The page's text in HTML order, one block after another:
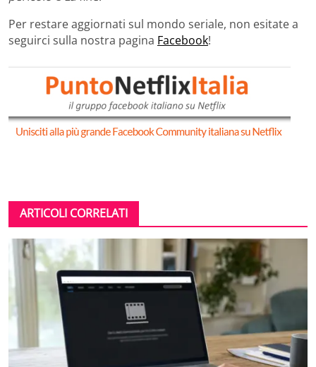
Per restare aggiornati sul mondo seriale, non esitate a
seguirci sulla nostra pagina Facebook!
ARTICOLI CORRELATI